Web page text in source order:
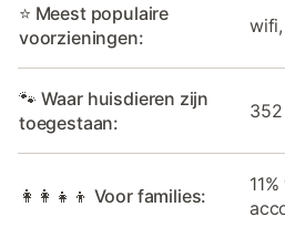
⭐ Meest populaire
voorzieningen:
🐾 Waar huisdieren zijn
toegestaan:
👩‍👩‍👧‍👦 Voor families: